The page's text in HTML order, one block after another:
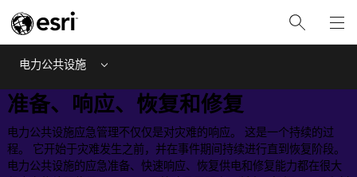
电力公共设施 Menu
准备、响应、恢复和修复
电力公共设施应急管理不仅仅是对灾难的响应。 这是一个持续的过
程。 它开始于灾难发生之前，并在事件期间持续进行直到恢复阶段。
电力公共设施的应急准备、快速响应、恢复供电和修复能力都在很大